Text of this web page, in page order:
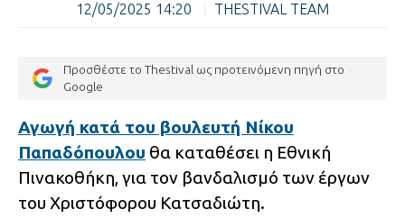
12/05/2025 14:20 THESTIVAL TEAM
Προσθέστε το Thestival ως προτεινόμενη πηγή στο
Google
Αγωγή κατά του βουλευτή Νίκου
Παπαδόπουλου θα καταθέσει η Εθνική
Πινακοθήκη, για τον βανδαλισμό των έργων
του Χριστόφορου Κατσαδιώτη.